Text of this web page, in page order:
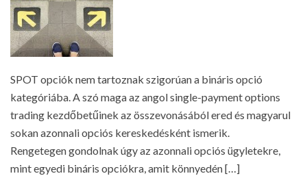
SPOT opciók nem tartoznak szigorúan a bináris opció
kategóriába. A szó maga az angol single-payment options
trading kezdőbetűinek az összevonásából ered és magyarul
sokan azonnali opciós kereskedésként ismerik.
Rengetegen gondolnak úgy az azonnali opciós ügyletekre,
mint egyedi bináris opciókra, amit könnyedén […]